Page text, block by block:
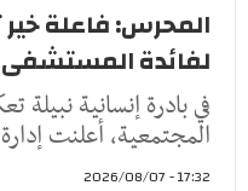
المحرس: فاعلة
لفائدة
في بادرة إنسانية
المجتمعية، أعلنت
17:32 - 2026/08/07